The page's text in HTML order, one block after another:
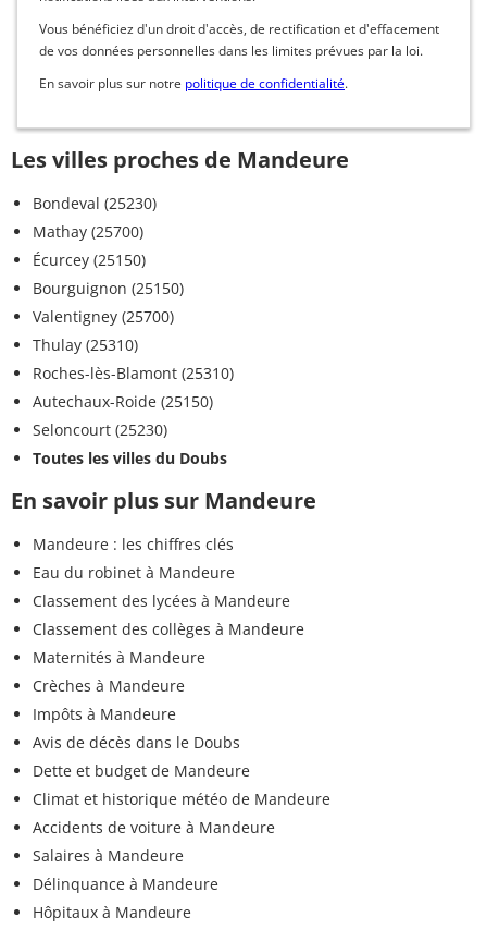
Vous bénéficiez d'un droit d'accès, de rectification et d'effacement
de vos données personnelles dans les limites prévues par la loi.
En savoir plus sur notre politique de confidentialité.
Les villes proches de Mandeure
Bondeval (25230)
Mathay (25700)
Écurcey (25150)
Bourguignon (25150)
Valentigney (25700)
Thulay (25310)
Roches-lès-Blamont (25310)
Autechaux-Roide (25150)
Seloncourt (25230)
Toutes les villes du Doubs
En savoir plus sur Mandeure
Mandeure : les chiffres clés
Eau du robinet à Mandeure
Classement des lycées à Mandeure
Classement des collèges à Mandeure
Maternités à Mandeure
Crèches à Mandeure
Impôts à Mandeure
Avis de décès dans le Doubs
Dette et budget de Mandeure
Climat et historique météo de Mandeure
Accidents de voiture à Mandeure
Salaires à Mandeure
Délinquance à Mandeure
Hôpitaux à Mandeure